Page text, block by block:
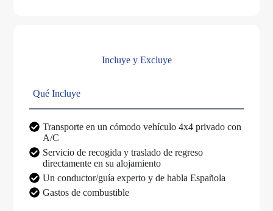
Incluye y Excluye
Qué Incluye
Transporte en un cómodo vehículo 4x4 privado con
A/C
Servicio de recogida y traslado de regreso
directamente en su alojamiento
Un conductor/guía experto y de habla Española
Gastos de combustible